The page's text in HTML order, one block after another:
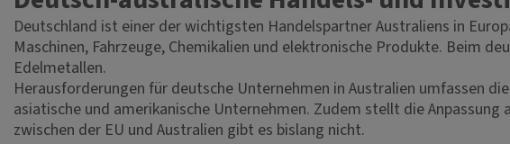
Deutschland ist einer der wichtigsten Handelspartner Australiens in
Maschinen, Fahrzeuge, Chemikalien und elektronische Produkte. Beim
Edelmetallen.
Herausforderungen für deutsche Unternehmen in Australien umfassen
asiatische und amerikanische Unternehmen. Zudem stellt die
zwischen der EU und Australien gibt es bislang nicht.